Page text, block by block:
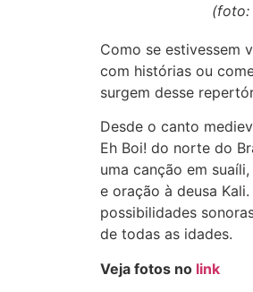
(foto:
Como se estivessem
com histórias ou
surgem desse
Desde o canto
Eh Boi! do norte do
uma canção em
e oração à deusa
possibilidades
de todas as idades.
Veja fotos no link